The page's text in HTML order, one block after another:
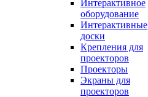
Интерактивное
оборудование
Интерактивные
доски
Крепления для
проекторов
Проекторы
Экраны для
проекторов